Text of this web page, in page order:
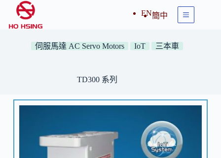
EN簡中
伺服馬達 AC Servo Motors IoT 三本車
TD300 系列